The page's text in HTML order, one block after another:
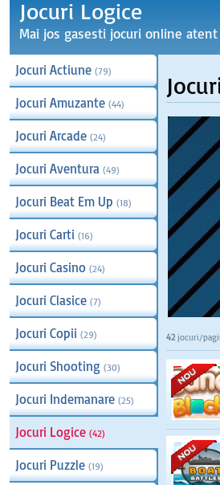
Jocuri Logice
Mai jos gasesti jocuri online
Jocuri Actiune (79)
Jocuri Amuzante (44)
Jocuri Arcade (24)
Jocuri Aventura (49)
Jocuri Beat Em Up (18)
Jocuri Carti (16)
Jocuri Casino (24)
Jocuri Clasice (7)
Jocuri Copii (29)
Jocuri Shooting (30)
Jocuri Indemanare (25)
Jocuri Logice (42)
Jocuri Puzzle (19)
42jocuri/